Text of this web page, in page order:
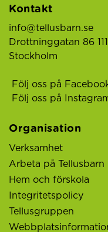
Kontakt
info@tellusbarn.se
Drottninggatan 86
Stockholm
Följ oss på
Följ oss på
Organisation
Verksamhet
Arbeta på Tellusbarn
Hem och förskola
Integritetspolicy
Tellusgruppen